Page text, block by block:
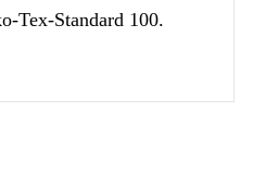
Tex-Standard 100.